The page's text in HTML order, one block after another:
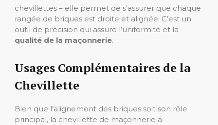
chevillettes – elle permet de s’assurer que chaque
rangée de briques est droite et alignée. C’est un
outil de précision qui assure l’uniformité et la
qualité de la maçonnerie.
Usages Complémentaires de la
Chevillette
Bien que l’alignement des briques soit son rôle
principal, la chevillette de maçonnerie a